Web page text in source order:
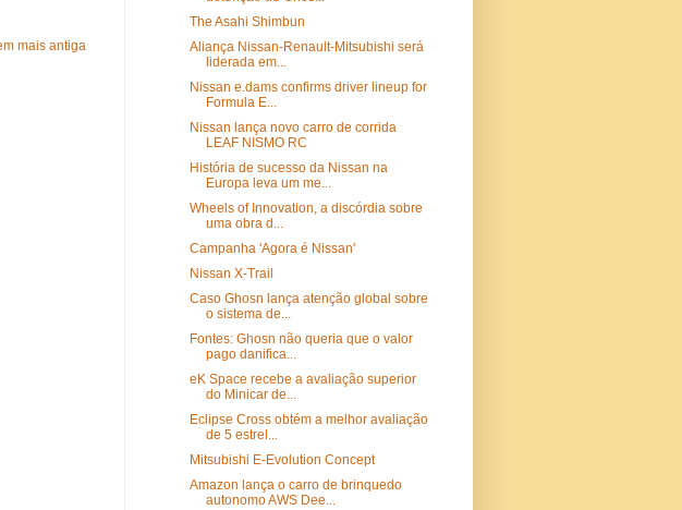
mais antiga
The Asahi Shimbun
Aliança Nissan-Renault-Mitsubishi será
liderada em...
Nissan e.dams confirms driver lineup for
Formula E...
Nissan lança novo carro de corrida
LEAF NISMO RC
História de sucesso da Nissan na
Europa leva um me...
Wheels of Innovation, a discórdia sobre
uma obra d...
Campanha 'Agora é Nissan'
Nissan X-Trail
Caso Ghosn lança atenção global sobre
o sistema de...
Fontes: Ghosn não queria que o valor
pago danifica...
eK Space recebe a avaliação superior
do Minicar de...
Eclipse Cross obtém a melhor avaliação
de 5 estrel...
Mitsubishi E-Evolution Concept
Amazon lança o carro de brinquedo
autonomo AWS Dee...